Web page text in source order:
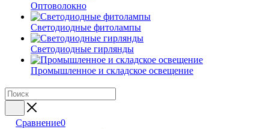
Оптоволокно
Светодиодные фитолампы
Светодиодные гирлянды
Промышленное и складское освещение
Сравнение0